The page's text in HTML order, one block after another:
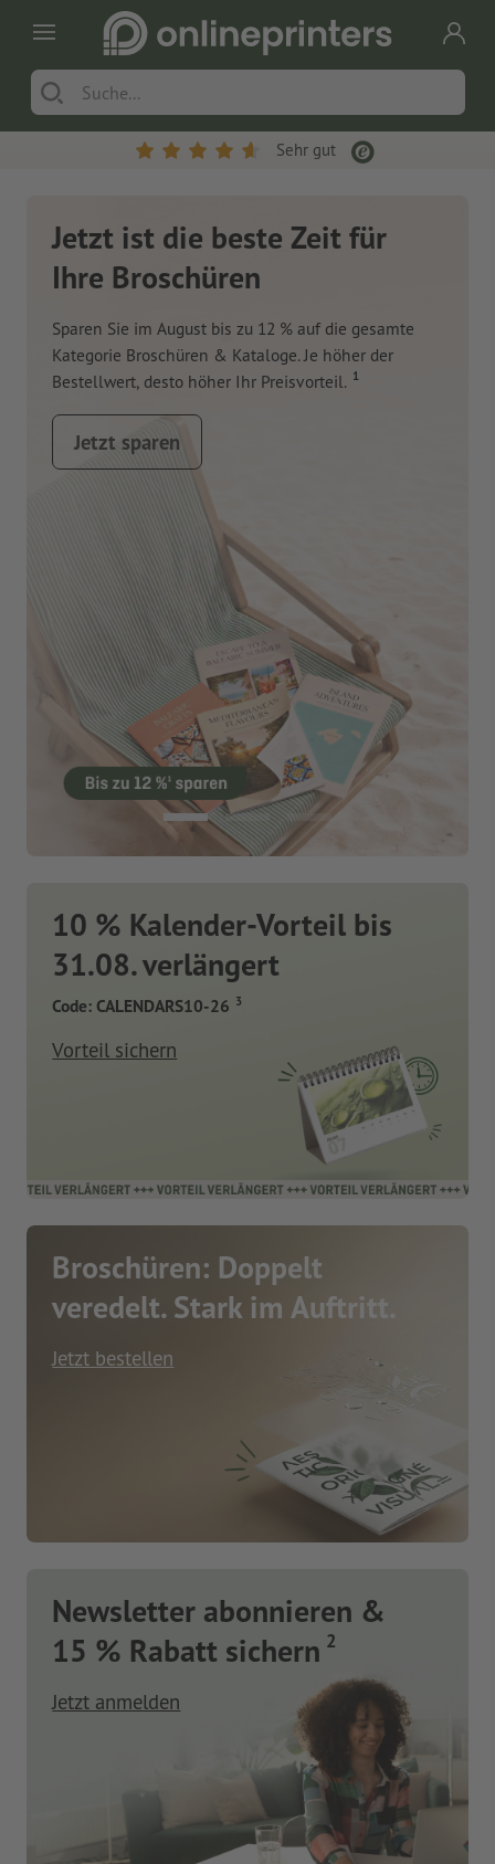
Sehr gut
Jetzt ist die beste Zeit für
Ihre Broschüren
Sparen Sie im August bis zu 12 % auf die gesamte
Kategorie Broschüren & Kataloge. Je höher der
Bestellwert, desto höher Ihr Preisvorteil. 1
Jetzt sparen
10 % Kalender-Vorteil bis
31.08. verlängert
Code: CALENDARS10-26 3
Vorteil sichern
Broschüren: Doppelt
veredelt. Stark im Auftritt.
Jetzt bestellen
Newsletter abonnieren &
15 % Rabatt sichern 2
Jetzt anmelden